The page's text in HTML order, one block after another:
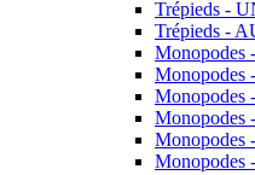
Trépieds -
Trépieds -
Monopodes
Monopodes
Monopodes
Monopodes
Monopodes